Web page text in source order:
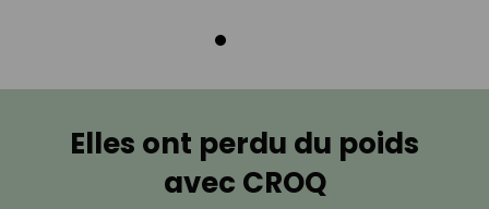
Elles ont perdu du poids
avec CROQ